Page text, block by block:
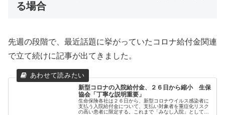
る場合
先週の段階で、最近話題に挙がっていたコロナ給付金関連
で立て続けに記事が出てきました。
新型コロナの入院給付金、２６日から縮小 生保
協会「丁寧な説明重要」
生命保険各社は２６日から、新型コロナウイルス感染者に
支払う入院給付金について、支払い対象者を重症化リスク
の高い患者に限定する。これまで「みなし入院」として給